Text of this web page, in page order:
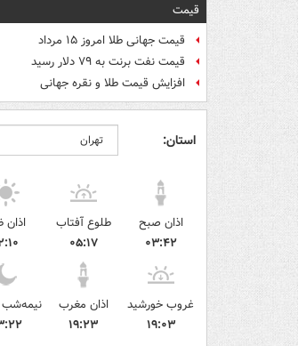
قیمت
قیمت جهانی طلا امروز ۱۵ مرداد
قیمت نفت برنت به ۷۹ دلار رسید
افزایش قیمت طلا و نقره جهانی
استان:
اذان صبح
۰۳:۴۲
طلوع آفتاب
۰۵:۱۷
اذان
غروب خورشید
۱۹:۰۳
اذان مغرب
۱۹:۲۳